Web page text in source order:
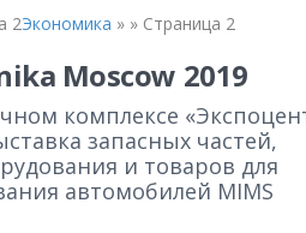
2Экономика » » Страница 2
Moscow 2019
комплексе
запасных частей,
и товаров для
автомобилей MIMS